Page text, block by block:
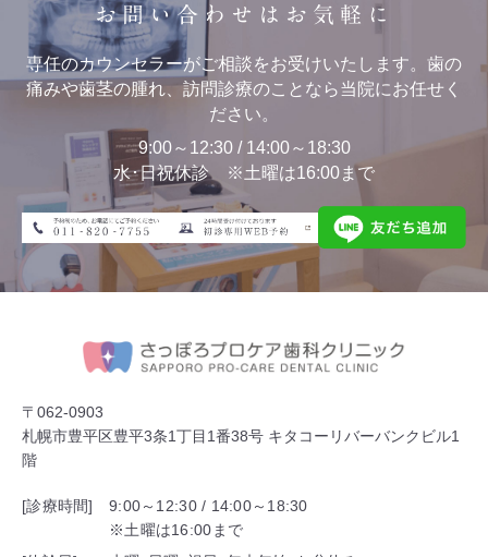
お問い合わせはお気軽に
専任のカウンセラーがご相談をお受けいたします。歯の
痛みや歯茎の腫れ、訪問診療のことなら当院にお任せく
ださい。
9:00～12:30 / 14:00～18:30
水･日祝休診 ※土曜は16:00まで
〒062-0903
札幌市豊平区豊平3条1丁目1番38号 キタコーリバーバンクビル1
階
[診療時間]
9:00～12:30 / 14:00～18:30
※土曜は16:00まで